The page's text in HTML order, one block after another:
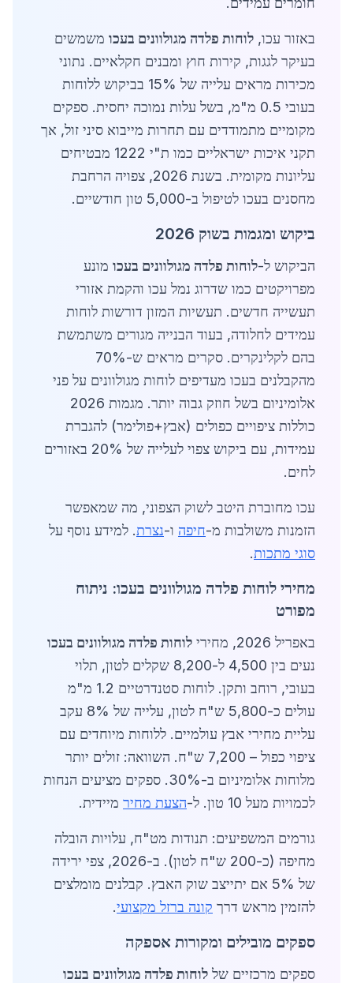
באזור עכו, לוחות פלדה מגולוונים בעכו משמשים
בעיקר לגגות, קירות חוץ ומבנים חקלאיים. נתוני
מכירות מראים עלייה של 15% בביקוש ללוחות
בעובי 0.5 מ"מ, בשל עלות נמוכה יחסית. ספקים
מקומיים מתמודדים עם תחרות מייבוא סיני זול, אך
תקני איכות ישראליים כמו ת"י 1222 מבטיחים
עליונות מקומית. בשנת 2026, צפויה הרחבת
מחסנים בעכו לטיפול ב-5,000 טון חודשיים.
ביקוש ומגמות בשוק 2026
הביקוש ל-לוחות פלדה מגולוונים בעכו מונע
מפרויקטים כמו שדרוג נמל עכו והקמת אזורי
תעשייה חדשים. תעשיות המזון דורשות לוחות
עמידים לחלודה, בעוד הבנייה מגורים משתמשת
בהם לקלינקרים. סקרים מראים ש-70%
מהקבלנים בעכו מעדיפים לוחות מגולוונים על פני
אלומיניום בשל חוזק גבוה יותר. מגמות 2026
כוללות ציפויים כפולים (אבץ+פולימר) להגברת
עמידות, עם ביקוש צפוי לעלייה של 20% באזורים
לחים.
עכו מחוברת היטב לשוק הצפוני, מה שמאפשר
הזמנות משולבות מ-חיפה ו-נצרת. למידע נוסף על
סוגי מתכות.
מחירי לוחות פלדה מגולוונים בעכו: ניתוח
מפורט
באפריל 2026, מחירי
לוחות פלדה מגולוונים בעכו
נעים בין 4,500 ל-8,200 שקלים לטון, תלוי
בעובי, רוחב ותקן. לוחות סטנדרטיים 1.2 מ"מ
עולים כ-5,800 ש"ח לטון, עלייה של 8% עקב
עליית מחירי אבץ עולמיים. ללוחות מיוחדים עם
ציפוי כפול – 7,200 ש"ח. השוואה: זולים יותר
מלוחות אלומיניום ב-30%. ספקים מציעים הנחות
לכמויות מעל 10 טון. ל-
הצעת מחיר מיידית.
גורמים המשפיעים: תנודות מט"ח, עלויות הובלה
מחיפה (כ-200 ש"ח לטון). ב-2026, צפי ירידה
של 5% אם יתייצב שוק האבץ. קבלנים מומלצים
להזמין מראש דרך קונה ברזל מקצועי.
ספקים מובילים ומקורות אספקה
ספקים מרכזיים של לוחות פלדה מגולוונים בעכו